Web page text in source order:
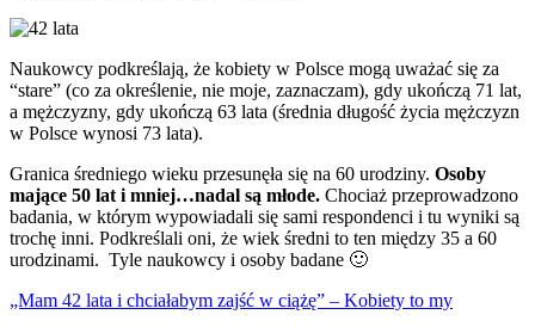
Naukowcy podkreślają, że kobiety w Polsce mogą uważać się za
“stare” (co za określenie, nie moje, zaznaczam), gdy ukończą 71 lat,
a mężczyzny, gdy ukończą 63 lata (średnia długość życia mężczyzn
w Polsce wynosi 73 lata).
Granica średniego wieku przesunęła się na 60 urodziny. Osoby
mające 50 lat i mniej…nadal są młode. Chociaż przeprowadzono
badania, w którym wypowiadali się sami respondenci i tu wyniki są
trochę inni. Podkreślali oni, że wiek średni to ten między 35 a 60
urodzinami. Tyle naukowcy i osoby badane 🙂
„Mam 42 lata i chciałabym zajść w ciążę” – Kobiety to my